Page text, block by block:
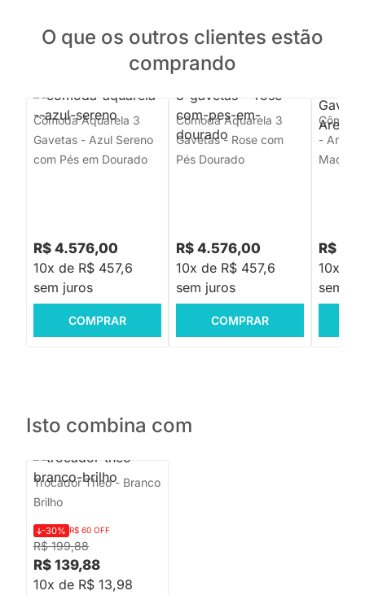
O que os outros clientes estão
comprando
Cômoda Aquarela 3
Gavetas - Azul Sereno
com Pés em Dourado
R$ 4.576,00
10x de R$ 457,6
sem juros
COMPRAR
Cômoda Aquarela 3
Gavetas - Rose com
Pés Dourado
R$ 4.576,00
10x de R$ 457,6
sem juros
COMPRAR
- Areia
Madeira
R$
10x de
sem
Isto combina com
Trocador Theo - Branco
Brilho
R$ 199,88
-30% R$ 60 OFF
R$ 139,88
10x de R$ 13,98